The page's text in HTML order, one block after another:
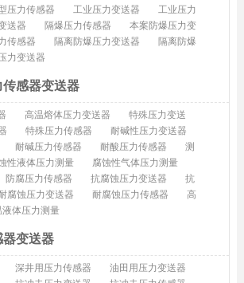
压力传感器 工业压力变送器
工业压力
送器 隔爆压力传感器
本案防爆压力变
传感器 隔离防爆压力变送器
隔离防爆
力变送器
感器变送器
高温熔体压力变送器
特殊压力变送
特殊压力传感器
耐碱性压力变送器
耐碱压力传感器 耐酸压力传感器
测
性液体压力测量
腐蚀性气体压力测量
防腐压力传感器 抗腐蚀压力变送器
抗
腐蚀压力变送器 耐腐蚀压力传感器
高
液体压力测量
变送器
深井用压力传感器
油田用压力变送器